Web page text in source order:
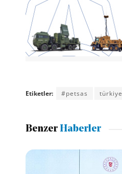
Etiketler: #petsas türkiye
BenzerHaberler